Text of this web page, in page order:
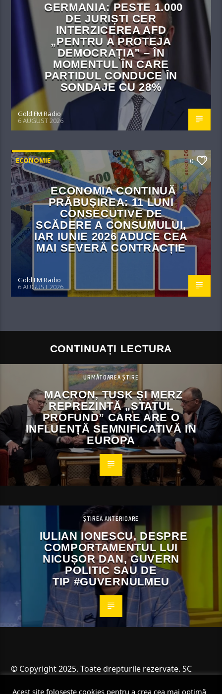
GERMANIA: PESTE 1.000
DE JURIȘTI CER
INTERZICEREA AFD
„PENTRU A PROTEJA
DEMOCRAȚIA” – ÎN
MOMENTUL ÎN CARE
PARTIDUL CONDUCE ÎN
SONDAJE CU 28%
Gold FM Radio
6 AUGUST 2026
ECONOMIE 0
ECONOMIA CONTINUĂ
PRĂBUȘIREA: 11 LUNI
CONSECUTIVE DE
SCĂDERE A CONSUMULUI,
IAR IUNIE 2026 ADUCE CEA
MAI SEVERĂ CONTRACȚIE
Gold FM Radio
6 AUGUST 2026
CONTINUAȚI LECTURA
URMĂTOAREA ȘTIRE
MACRON, TUSK ȘI MERZ
REPREZINTĂ „STATUL
PROFUND” CARE ARE O
INFLUENȚĂ SEMNIFICATIVĂ IN
EUROPA
ȘTIREA ANTERIOARE
IULIAN IONESCU, DESPRE
COMPORTAMENTUL LUI
NICUȘOR DAN, GUVERN
POLITIC SAU DE
TIP #GUVERNULMEU
© Copyright 2025. Toate drepturile rezervate. SC
Acest site folosește cookies pentru a crea cea mai optimă